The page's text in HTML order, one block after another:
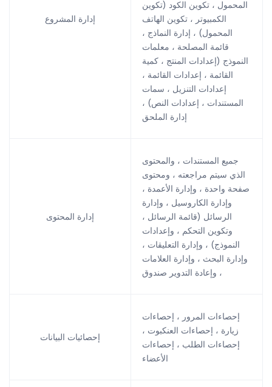
إدارة المشروع
المحمول ، تكوين الكود (تكوين
الكمبيوتر ، تكوين الهاتف
المحمول) ، إدارة النماذج ،
قائمة المصلحة ، معلمات
النموذج (إعدادات المنتج ، كمية
القائمة ، إعدادات القائمة ،
إعدادات التنزيل ، سمات
المستندات ، إعدادات النص) ،
إدارة الملحق
إدارة المحتوى
جميع المستندات ، والمحتوى
الذي سيتم مراجعته ، ومحتوى
صفحة واحدة ، وإدارة الأعمدة ،
وإدارة الكاروسيل ، وإدارة
الرسائل (قائمة الرسائل ،
وتكوين التحكم ، وإعدادات
النموذج) ، وإدارة التعليقات ،
وإدارة البحث ، وإدارة العلامات
، وإعادة التدوير صندوق
إحصائيات البيانات
إحصاءات المرور ، إحصاءات
زيارة ، إحصاءات العنكبوت ،
إحصاءات الطلب ، إحصاءات
الأعضاء